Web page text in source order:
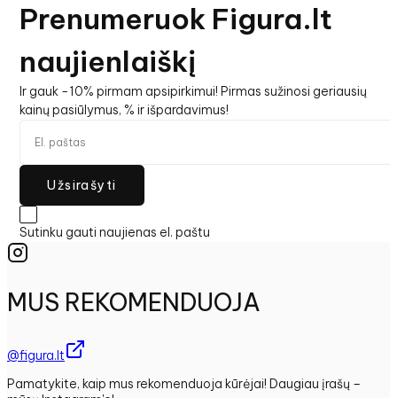
Prenumeruok Figura.lt
naujienlaiškį
Ir gauk -10% pirmam apsipirkimui! Pirmas sužinosi geriausių
kainų pasiūlymus, % ir išpardavimus!
Užsirašyti
Sutinku gauti naujienas el. paštu
MUS REKOMENDUOJA
@figura.lt
Pamatykite, kaip mus rekomenduoja kūrėjai! Daugiau įrašų –